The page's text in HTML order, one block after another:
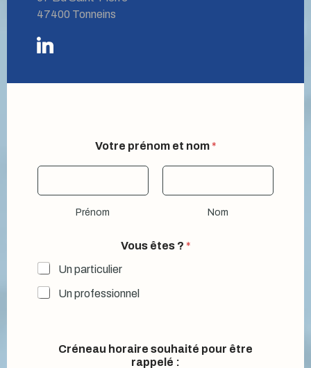
47400 Tonneins
Votre prénom et nom *
Prénom Nom
Vous êtes ? *
Un particulier
Un professionnel
o
u
Créneau horaire souhaité pour être
rappelé :